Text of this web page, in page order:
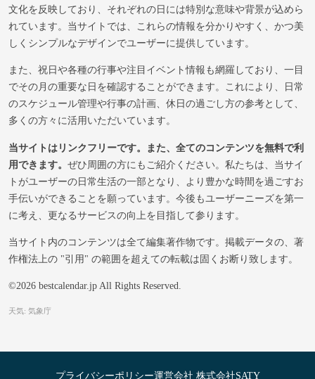
文化を反映しており、それぞれの日には特別な意味や背景が込めら
れています。当サイトでは、これらの情報を分かりやすく、かつ美
しくシンプルなデザインでユーザーに提供しています。
また、祝日や各種の行事や注目イベント情報も網羅しており、一目
でその月の重要な日を確認することができます。これにより、日常
のスケジュール管理や行事の計画、休日の過ごし方の参考として、
多くの方々に活用いただいています。
当サイトはリンクフリーです。また、全てのコンテンツを無料で利
用できます。 ぜひ周囲の方にもご紹介ください。私たちは、当サイ
トがユーザーの日常生活の一部となり、より豊かな時間を過ごすお
手伝いができることを願っています。今後もユーザーニーズを第一
に考え、更なるサービスの向上を目指して参ります。
当サイト内のコンテンツは全て編集著作物です。掲載データの、著
作権法上の "引用" の範囲を超えての転載は固くお断り致します。
©2026 bestcalendar.jp All Rights Reserved.
天気: 気象庁
プライバシーポリシー運営会社 株式会社SATY